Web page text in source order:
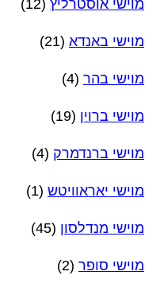
מוישי אוסטרליץ (12)
מוישי באנדא (21)
מוישי בהר (4)
מוישי ברוין (19)
מוישי ברנדמרק (4)
מוישי יאראוויטש (1)
מוישי מנדלסון (45)
מוישי סופר (2)